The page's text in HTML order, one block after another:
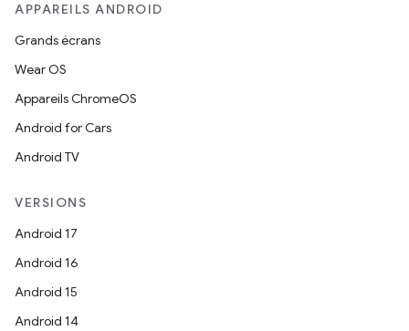
APPAREILS ANDROID
Grands écrans
Wear OS
Appareils ChromeOS
Android for Cars
Android TV
VERSIONS
Android 17
Android 16
Android 15
Android 14